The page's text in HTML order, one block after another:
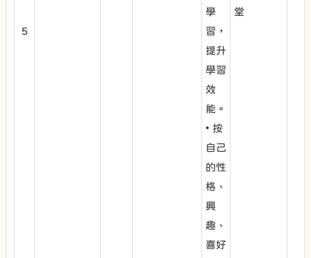
5
學
習，
提升
學習
效
能。
• 按
自己
的性
格、
興
趣、
喜好
堂